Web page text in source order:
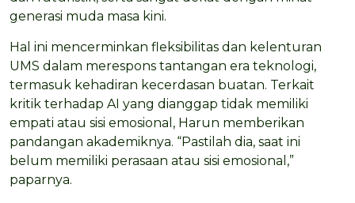
generasi muda masa kini.
Hal ini mencerminkan fleksibilitas dan kelenturan
UMS dalam merespons tantangan era teknologi,
termasuk kehadiran kecerdasan buatan. Terkait
kritik terhadap AI yang dianggap tidak memiliki
empati atau sisi emosional, Harun memberikan
pandangan akademiknya. “Pastilah dia, saat ini
belum memiliki perasaan atau sisi emosional,”
paparnya.